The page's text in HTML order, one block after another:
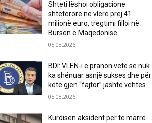
Shteti lëshoi obligacione
shtetërore në vlerë prej 41
milionë euro, tregtimi filloi në
Bursën e Maqedonisë
05.08.2026
BDI: VLEN-i e pranon vetë se nuk
ka shënuar asnjë sukses dhe për
këtë gjen “fajtor” jashtë vehtes
05.08.2026
Kurdisën aksident për të marrë